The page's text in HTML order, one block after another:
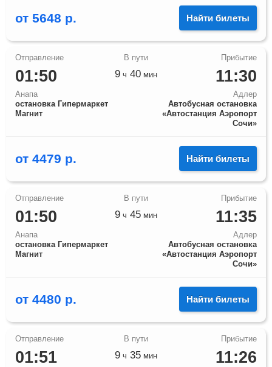
от 5648 р. Найти билеты
01:50
Анапа
остановка Гипермаркет
Магнит
11:30
Адлер
Автобусная остановка
«Автостанция Аэропорт
Сочи»
9 ч 40 мин
от 4479 р. Найти билеты
01:50
Анапа
остановка Гипермаркет
Магнит
11:35
Адлер
Автобусная остановка
«Автостанция Аэропорт
Сочи»
9 ч 45 мин
от 4480 р. Найти билеты
01:51 11:26
9 ч 35 мин